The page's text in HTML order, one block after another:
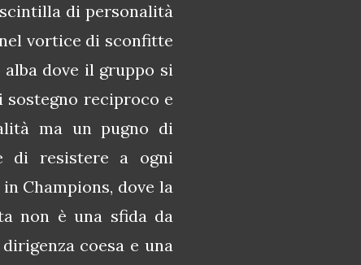
di personalità
vortice di sconfitte
alba dove il gruppo si
reciproco e
ma un pugno di
di resistere a ogni
Champions, dove la
non è una sfida da
coesa e una